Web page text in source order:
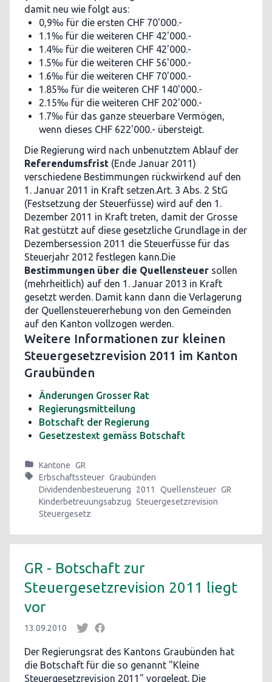
damit neu wie folgt aus:
0,9‰ für die ersten CHF 70'000.-
1.1‰ für die weiteren CHF 42'000.-
1.4‰ für die weiteren CHF 42'000.-
1.5‰ für die weiteren CHF 56'000.-
1.6‰ für die weiteren CHF 70'000.-
1.85‰ für die weiteren CHF 140'000.-
2.15‰ für die weiteren CHF 202'000.-
1.7‰ für das ganze steuerbare Vermögen,
wenn dieses CHF 622'000.- übersteigt.
Die Regierung wird nach unbenutztem Ablauf der
Referendumsfrist (Ende Januar 2011)
verschiedene Bestimmungen rückwirkend auf den
1. Januar 2011 in Kraft setzen.Art. 3 Abs. 2 StG
(Festsetzung der Steuerfüsse) wird auf den 1.
Dezember 2011 in Kraft treten, damit der Grosse
Rat gestützt auf diese gesetzliche Grundlage in der
Dezembersession 2011 die Steuerfüsse für das
Steuerjahr 2012 festlegen kann.Die
Bestimmungen über die Quellensteuer sollen
(mehrheitlich) auf den 1. Januar 2013 in Kraft
gesetzt werden. Damit kann dann die Verlagerung
der Quellensteuererhebung von den Gemeinden
auf den Kanton vollzogen werden.
Weitere Informationen zur kleinen
Steuergesetzrevision 2011 im Kanton
Graubünden
Änderungen Grosser Rat
Regierungsmitteilung
Botschaft der Regierung
Gesetzestext gemäss Botschaft
Kantone GR
Erbschaftssteuer Graubünden
Dividendenbesteuerung
2011 Quellensteuer GR
Kinderbetreuungsabzug Steuergesetzrevision
Steuergesetz
GR - Botschaft zur
Steuergesetzrevision 2011 liegt
vor
13.09.2010
Der Regierungsrat des Kantons Graubünden hat
die Botschaft für die so genannt "Kleine
Steuergesetzrevision 2011" vorgelegt. Die